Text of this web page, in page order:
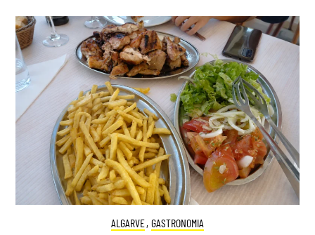
ALGARVE, GASTRONOMIA